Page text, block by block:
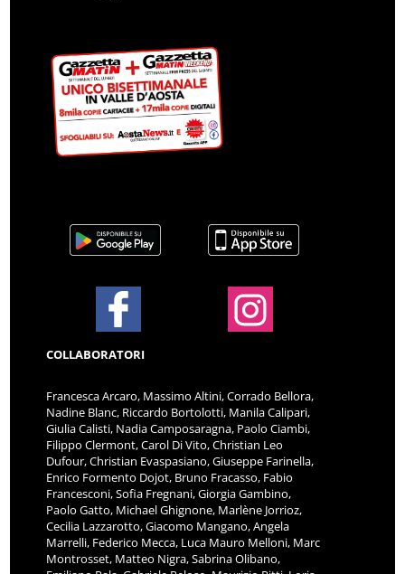
COLLABORATORI
Francesca Arcaro, Massimo Altini, Corrado Bellora,
Nadine Blanc, Riccardo Bortolotti, Manila Calipari,
Giulia Calisti, Nadia Camposaragna, Paolo Ciambi,
Filippo Clermont, Carol Di Vito, Christian Leo
Dufour, Christian Evaspasiano, Giuseppe Farinella,
Enrico Formento Dojot, Bruno Fracasso, Fabio
Francesconi, Sofia Fregnani, Giorgia Gambino,
Paolo Gatto, Michael Ghignone, Marlène Jorrioz,
Cecilia Lazzarotto, Giacomo Mangano, Angela
Marrelli, Federico Mecca, Luca Mauro Melloni, Marc
Montrosset, Matteo Nigra, Sabrina Olibano,